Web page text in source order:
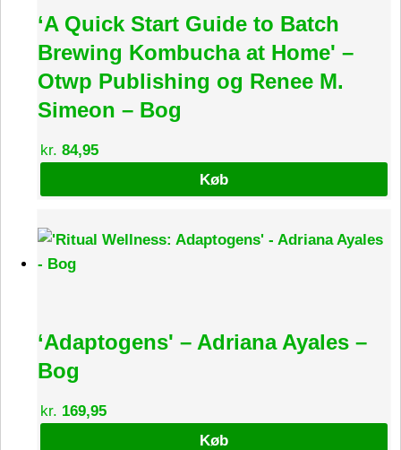
‘A Quick Start Guide to Batch
Brewing Kombucha at Home' –
Otwp Publishing og Renee M.
Simeon – Bog
kr. 84,95
Køb
‘Adaptogens' – Adriana Ayales –
Bog
kr. 169,95
Køb